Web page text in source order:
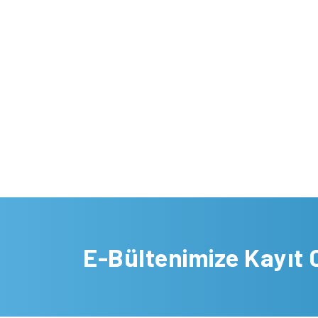
E-Bültenimize Kayıt